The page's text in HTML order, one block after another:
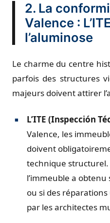
2. La
Valence :
l’aluminose
Le charme du centre
parfois des structures
majeurs doivent attirer
L’ITE (Inspección
Valence, les
doivent
technique
l’immeuble a obtenu
ou si des
par les architectes